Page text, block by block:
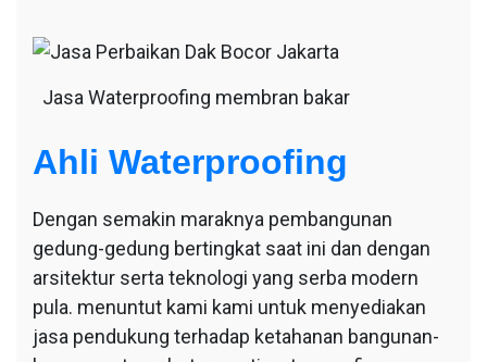
Jasa Waterproofing membran bakar
Ahli Waterproofing
Dengan semakin maraknya pembangunan
gedung-gedung bertingkat saat ini dan dengan
arsitektur serta teknologi yang serba modern
pula. menuntut kami kami untuk menyediakan
jasa pendukung terhadap ketahanan bangunan-